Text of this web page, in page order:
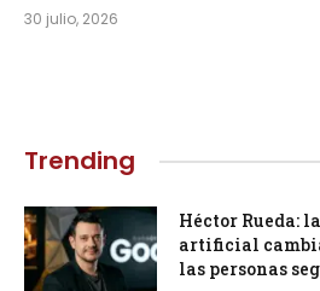
30 julio, 2026
Trending
Héctor Rueda:
artificial
las personas